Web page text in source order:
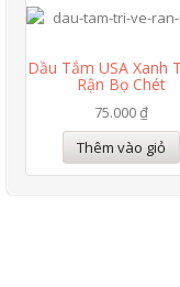
Dầu Tắm USA Xanh
Rận Bọ Chét
75.000 ₫
Thêm vào giỏ